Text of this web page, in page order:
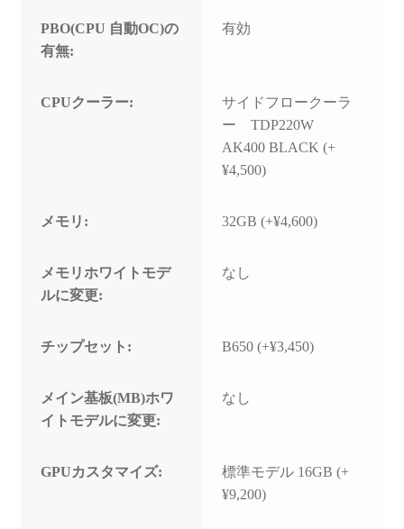
PBO(CPU 自動OC)の
有無:
有効
CPUクーラー:
サイドフロークーラ
ー TDP220W
AK400 BLACK (+
¥4,500)
メモリ: 32GB (+¥4,600)
メモリホワイトモデ
ルに変更:
なし
チップセット: B650 (+¥3,450)
メイン基板(MB)ホワ
イトモデルに変更:
なし
GPUカスタマイズ:
標準モデル 16GB (+
¥9,200)